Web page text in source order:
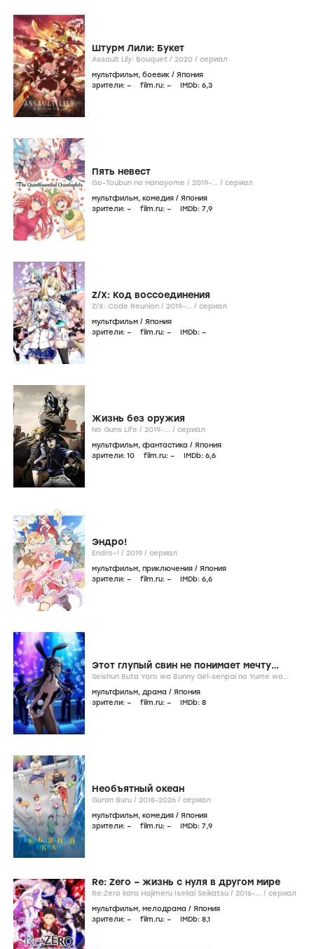
Штурм Лили: Букет
Assault Lily: Bouquet / 2020 / сериал
мультфильм, боевик / Япония
зрители: – film.ru: – IMDb: 6,3
Пять невест
Go-Toubun no Hanayome / 2019-... / сериал
мультфильм, комедия / Япония
зрители: – film.ru: – IMDb: 7,9
Z/X: Код воссоединения
Z/X: Code Reunion / 2019-... / сериал
мультфильм / Япония
зрители: – film.ru: – IMDb: –
Жизнь без оружия
No Guns Life / 2019-... / сериал
мультфильм, фантастика / Япония
зрители: 10 film.ru: – IMDb: 6,6
Эндро!
Endro~! / 2019 / сериал
мультфильм, приключения / Япония
зрители: – film.ru: – IMDb: 6,6
Этот глупый свин не понимает мечту
девочки-зайки
Seishun Buta Yaro wa Bunny Girl-senpai no Yume wo
мультфильм, драма / Япония
зрители: – film.ru: – IMDb: 8
Необъятный океан
Guran Buru / 2018-2026 / сериал
мультфильм, комедия / Япония
зрители: – film.ru: – IMDb: 7,9
Re: Zero – жизнь с нуля в другом мире
Re:Zero kara Hajimeru Isekai Seikatsu / 2016-... / сериал
мультфильм, мелодрама / Япония
зрители: – film.ru: – IMDb: 8,1